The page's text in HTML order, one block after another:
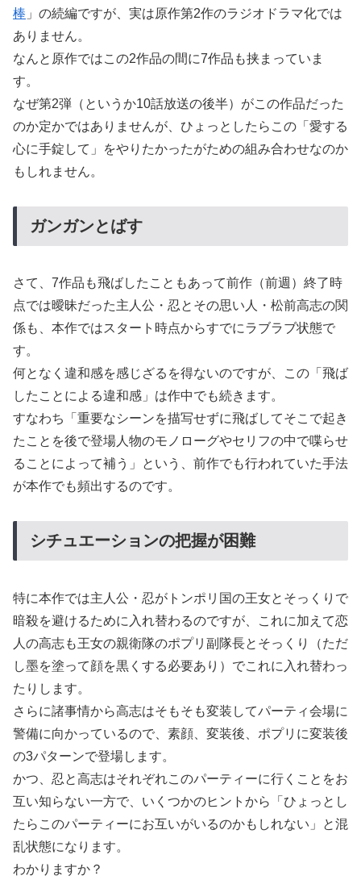
棒 」の続編ですが、実は原作第2作のラジオドラマ化では
ありません。
なんと原作ではこの2作品の間に7作品も挟まっていま
す。
なぜ第2弾（というか10話放送の後半）がこの作品だった
のか定かではありませんが、ひょっとしたらこの「愛する
心に手錠して」をやりたかったがための組み合わせなのか
もしれません。
ガンガンとばす
さて、7作品も飛ばしたこともあって前作（前週）終了時
点では曖昧だった主人公・忍とその思い人・松前高志の関
係も、本作ではスタート時点からすでにラブラブ状態で
す。
何となく違和感を感じざるを得ないのですが、この「飛ば
したことによる違和感」は作中でも続きます。
すなわち「重要なシーンを描写せずに飛ばしてそこで起き
たことを後で登場人物のモノローグやセリフの中で喋らせ
ることによって補う」という、前作でも行われていた手法
が本作でも頻出するのです。
シチュエーションの把握が困難
特に本作では主人公・忍がトンポリ国の王女とそっくりで
暗殺を避けるために入れ替わるのですが、これに加えて恋
人の高志も王女の親衛隊のポプリ副隊長とそっくり（ただ
し墨を塗って顔を黒くする必要あり）でこれに入れ替わっ
たりします。
さらに諸事情から高志はそもそも変装してパーティ会場に
警備に向かっているので、素顔、変装後、ポプリに変装後
の3パターンで登場します。
かつ、忍と高志はそれぞれこのパーティーに行くことをお
互い知らない一方で、いくつかのヒントから「ひょっとし
たらこのパーティーにお互いがいるのかもしれない」と混
乱状態になります。
わかりますか？